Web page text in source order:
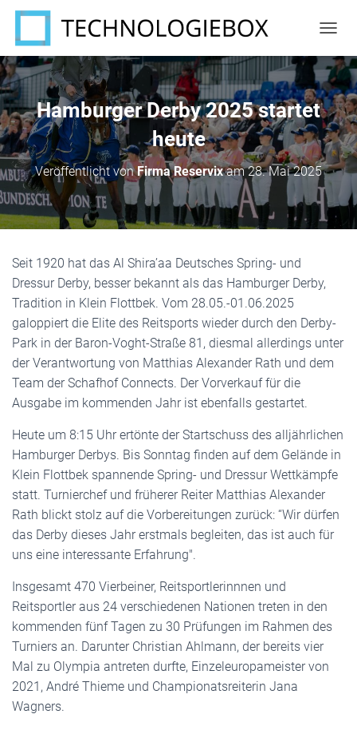
A
V
I
G
A
T
I
N
M
S
N
Hamburger Derby 2025 startet
heute
Veröffentlicht vonFirma Reservixam28. Mai 2025
Seit 1920 hat das Al Shira’aa Deutsches Spring- und
Dressur Derby, besser bekannt als das Hamburger Derby,
Tradition in Klein Flottbek. Vom 28.05.-01.06.2025
galoppiert die Elite des Reitsports wieder durch den Derby-
Park in der Baron-Voght-Straße 81, diesmal allerdings unter
der Verantwortung von Matthias Alexander Rath und dem
Team der Schafhof Connects. Der Vorverkauf für die
Ausgabe im kommenden Jahr ist ebenfalls gestartet.
Heute um 8:15 Uhr ertönte der Startschuss des alljährlichen
Hamburger Derbys. Bis Sonntag finden auf dem Gelände in
Klein Flottbek spannende Spring- und Dressur Wettkämpfe
statt. Turnierchef und früherer Reiter Matthias Alexander
Rath blickt stolz auf die Vorbereitungen zurück: “Wir dürfen
das Derby dieses Jahr erstmals begleiten, das ist auch für
uns eine interessante Erfahrung".
Insgesamt 470 Vierbeiner, Reitsportlerinnnen und
Reitsportler aus 24 verschiedenen Nationen treten in den
kommenden fünf Tagen zu 30 Prüfungen im Rahmen des
Turniers an. Darunter Christian Ahlmann, der bereits vier
Mal zu Olympia antreten durfte, Einzeleuropameister von
2021, André Thieme und Championatsreiterin Jana
Wagners.